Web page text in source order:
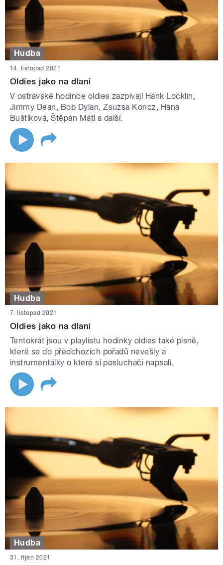
Hudba
14. listopad 2021
Oldies jako na dlani
V ostravské hodince oldies zazpívají Hank Locklin,
Jimmy Dean, Bob Dylan, Zsuzsa Koncz, Hana
Buštíková, Štěpán Mátl a další.
Hudba
7. listopad 2021
Oldies jako na dlani
Tentokrát jsou v playlistu hodinky oldies také písně,
které se do předchozích pořadů nevešly a
instrumentálky o které si posluchači napsali.
Hudba
31. říjen 2021